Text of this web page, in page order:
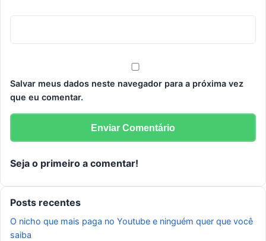
Salvar meus dados neste navegador para a próxima vez
que eu comentar.
Seja o primeiro a comentar!
Posts recentes
O nicho que mais paga no Youtube e ninguém quer que você
saiba